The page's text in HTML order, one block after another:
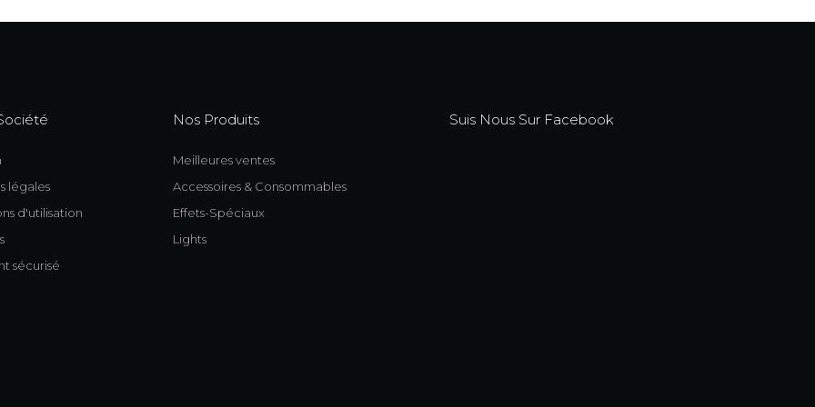
légales
d'utilisation
sécurisé
Nos Produits
Meilleures ventes
Accessoires & Consommables
Effets-Spéciaux
Lights
Suis Nous Sur Facebook